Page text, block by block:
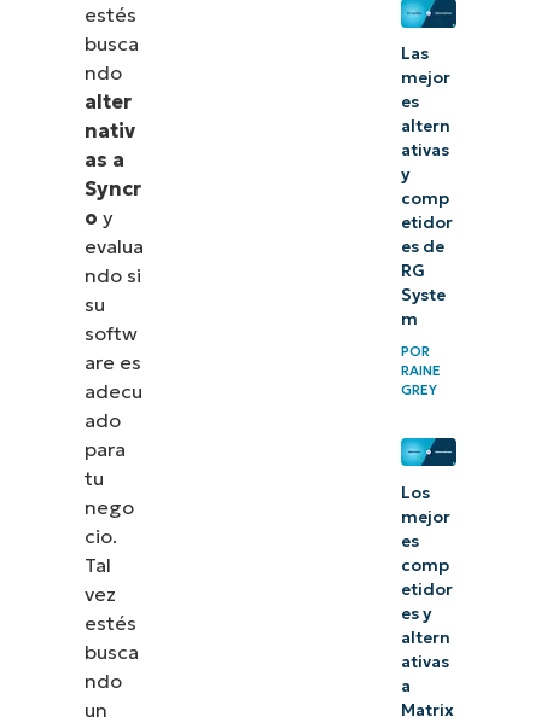
estés
busca
ndo
alter
nativ
as a
Syncr
o y
evalua
ndo si
su
softw
are es
adecu
ado
para
tu
nego
cio.
Tal
vez
estés
busca
ndo
un
Las
mejor
es
altern
ativas
y
comp
etidor
es de
RG
Syste
m
POR
RAINE
GREY
Los
mejor
es
comp
etidor
es y
altern
ativas
a
Matrix